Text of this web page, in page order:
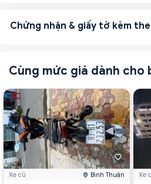
Chứng nhận & giấy tờ kèm
Cùng mức giá dành cho
Xe cũ Bình Thuận Xe